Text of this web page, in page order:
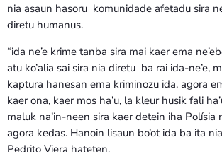
nia asaun hasoru komunidade afetadu sira
diretu humanus.
“ida ne’e krime tanba sira mai kaer ema
atu ko’alia sai sira nia diretu ba rai ida-ne’e,
kaptura hanesan ema kriminozu ida, agora
kaer ona, kaer mos ha’u, la kleur husik fali
maluk na’in-neen sira kaer detein iha Polísia
agora kedas. Hanoin lisaun bo’ot ida ba ita
Pedrito Viera hateten.